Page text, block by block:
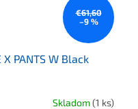
€61,60
–9 %
X PANTS W Black
Skladom(1 ks)